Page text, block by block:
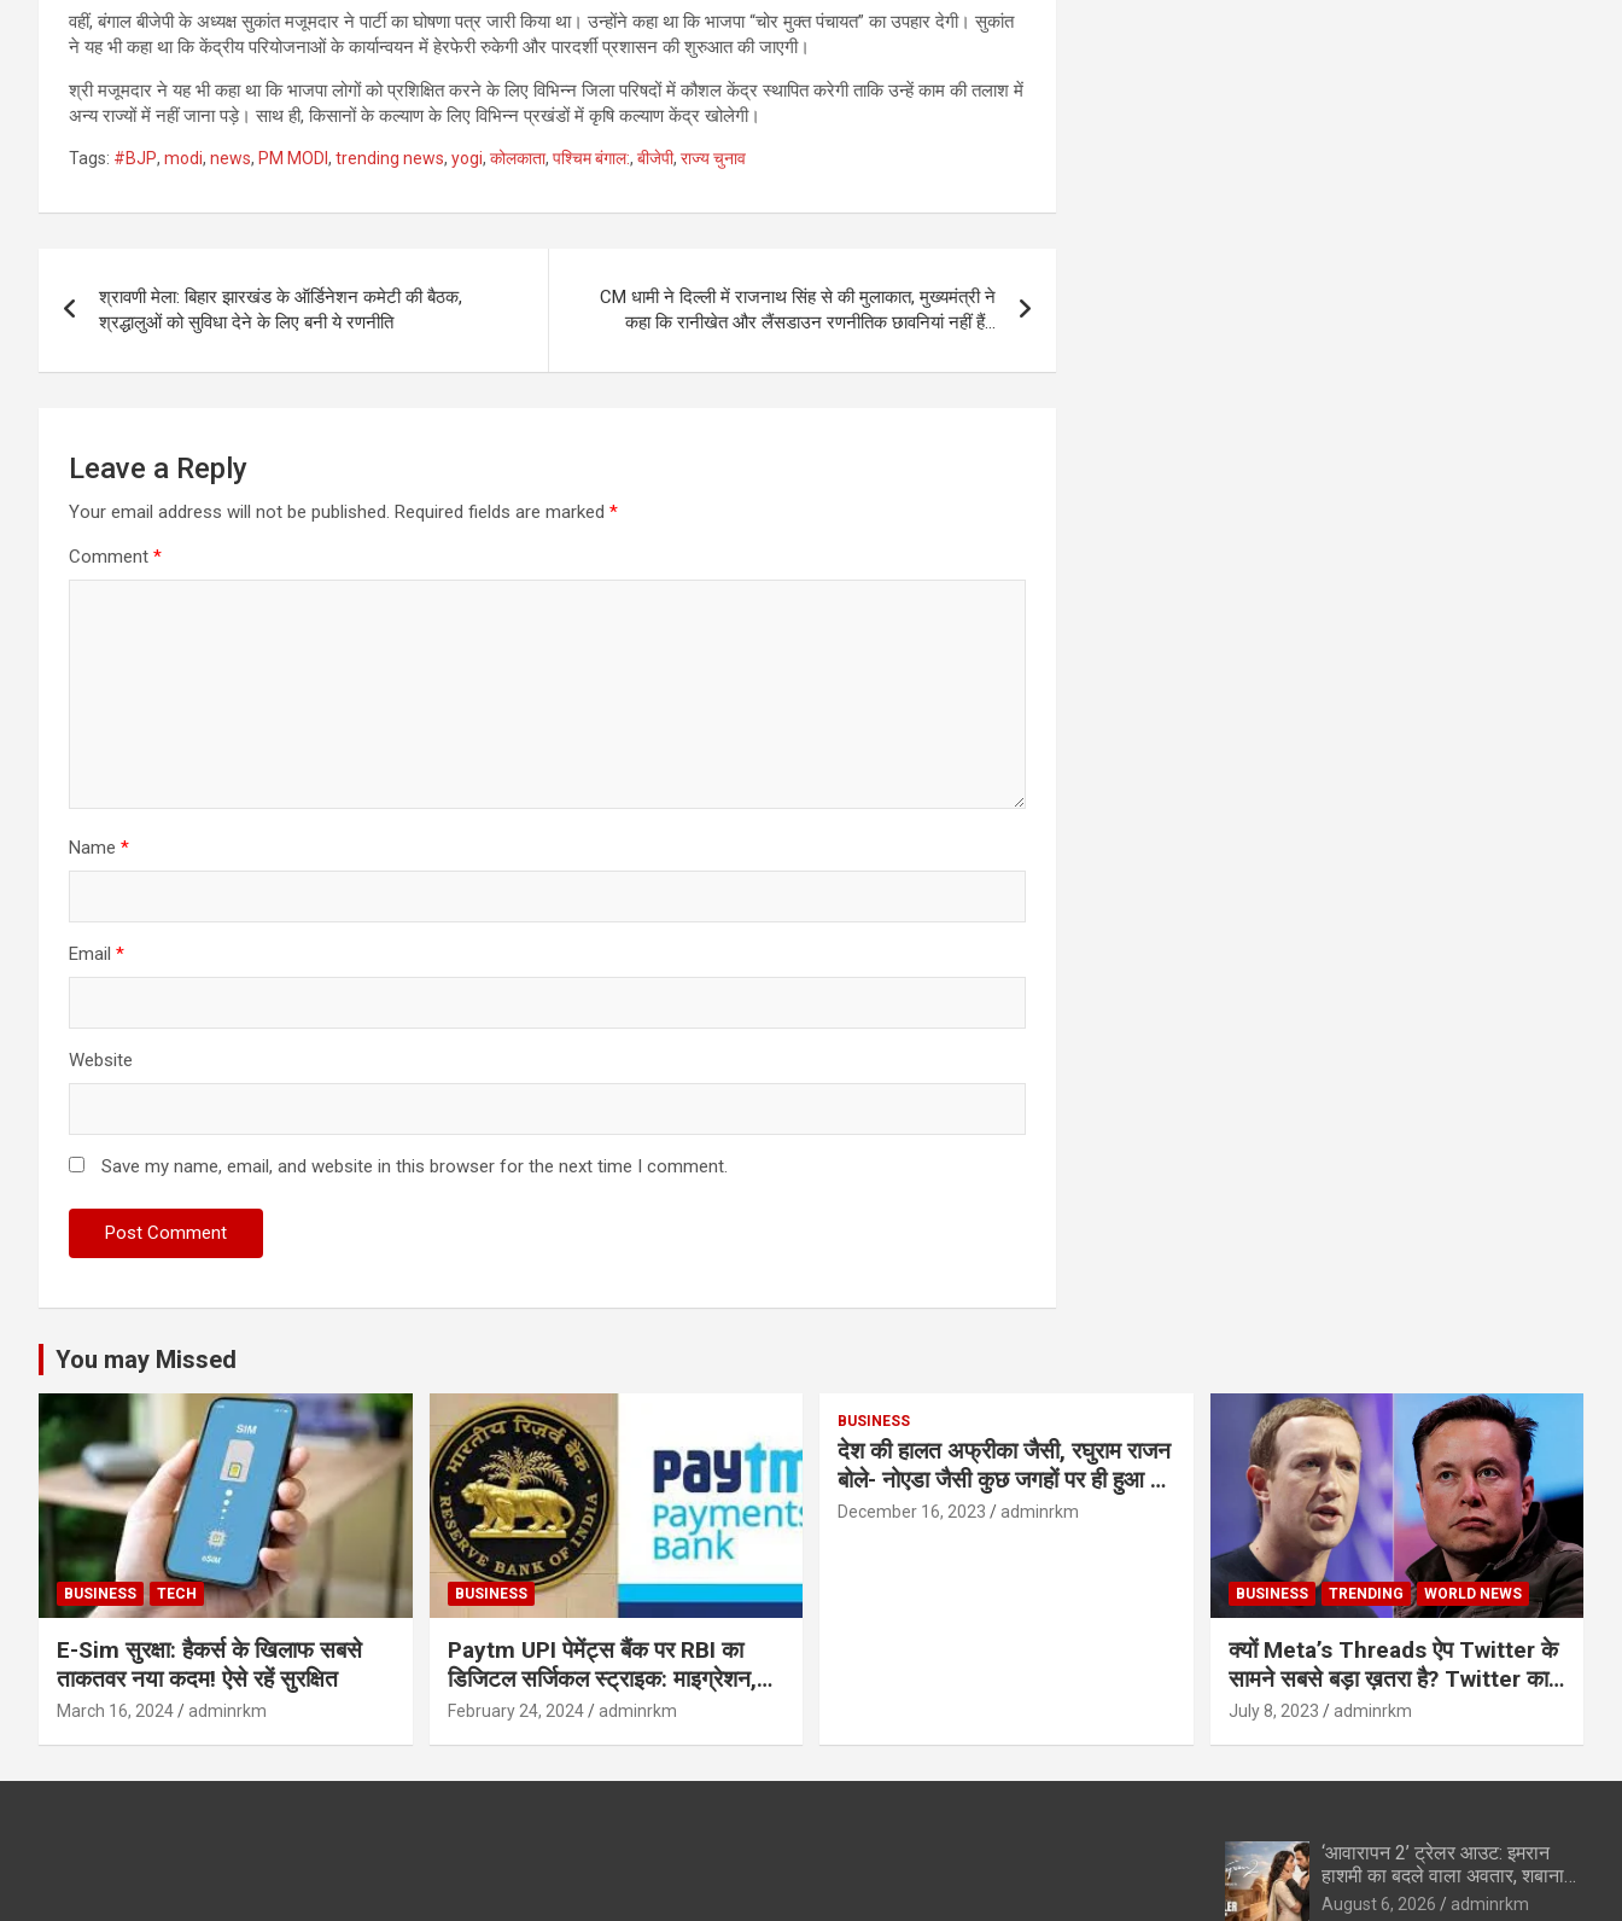
वहीं, बंगाल बीजेपी के अध्यक्ष सुकांत मजूमदार ने पार्टी का घोषणा पत्र जारी किया था। उन्होंने कहा था कि भाजपा “चोर मुक्त पंचायत” का उपहार देगी। सुकांत
ने यह भी कहा था कि केंद्रीय परियोजनाओं के कार्यान्वयन में हेरफेरी रुकेगी और पारदर्शी प्रशासन की शुरुआत की जाएगी।
श्री मजूमदार ने यह भी कहा था कि भाजपा लोगों को प्रशिक्षित करने के लिए विभिन्न जिला परिषदों में कौशल केंद्र स्थापित करेगी ताकि उन्हें काम की तलाश में
अन्य राज्यों में नहीं जाना पड़े। साथ ही, किसानों के कल्याण के लिए विभिन्न प्रखंडों में कृषि कल्याण केंद्र खोलेगी।
Tags: #BJP, modi, news, PM MODI , trending news, yogi, कोलकाता, पश्चिम बंगाल:, बीजेपी, राज्य चुनाव
navigation
श्रावणी मेला: बिहार झारखंड के ऑर्डिनेशन कमेटी की बैठक,
श्रद्धालुओं को सुविधा देने के लिए बनी ये रणनीति
CM धामी ने दिल्ली में राजनाथ स‍िंह से की मुलाकात, मुख्यमंत्री ने
कहा कि रानीखेत और लैंसडाउन रणनीतिक छावनियां नहीं हैं…
Leave a Reply
Your email address will not be published. Required fields are marked *
Comment *
Name *
Email *
Website
Save my name, email, and website in this browser for the next time I comment.
You may Missed
BUSINESS TECH
E-Sim सुरक्षा: हैकर्स के खिलाफ सबसे
ताकतवर नया कदम! ऐसे रहें सुरक्षित
March 16, 2024 adminrkm
BUSINESS
Paytm UPI पेमेंट्स बैंक पर RBI का
डिजिटल सर्जिकल स्ट्राइक: माइग्रेशन,
सुरक्षा और उपयोगकर्ताओं के लिए सलाह!
February 24, 2024 adminrkm
BUSINESS
देश की हालत अफ्रीका जैसी, रघुराम राजन
बोले- नोएडा जैसी कुछ जगहों पर ही हुआ है
विकास : रघुराम राजन
December 16, 2023 adminrkm
BUSINESS TRENDING WORLD NEWS
क्यों Meta’s Threads ऐप Twitter के
सामने सबसे बड़ा ख़तरा है? Twitter का
अंत?
July 8, 2023 adminrkm
‘आवारापन 2’ ट्रेलर आउट: इमरान
हाशमी का बदले वाला अवतार, शबाना
आजमी के विलेन रोल ने उड़ाए होश
August 6, 2026 adminrkm